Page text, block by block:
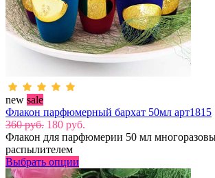
new sale
Флакон парфюмерный бархат 50мл арт1815
360 руб. 180 руб.
Флакон для парфюмерии 50 мл
распылителем
Выбрать опции